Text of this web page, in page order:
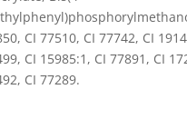
CI 77510, CI 77742, CI
CI 15985:1, CI 77891, CI
CI 77289.